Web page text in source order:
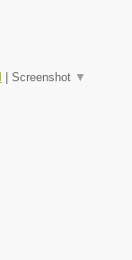
Screenshot ▼